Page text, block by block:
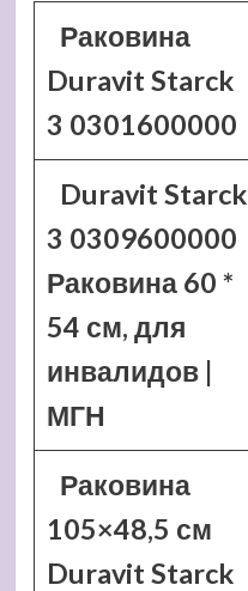
Раковина
Duravit Starck
3 0301600000
Duravit Starck
3 0309600000
Раковина 60 *
54 см, для
инвалидов |
МГН
Раковина
105×48,5 см
Duravit Starck